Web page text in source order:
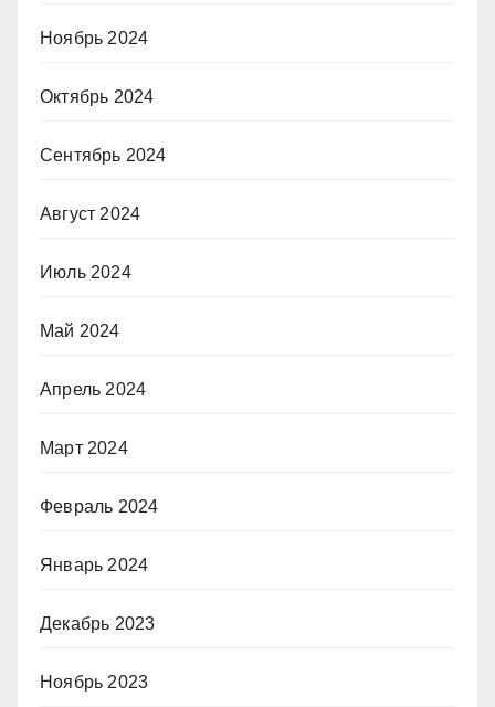
Ноябрь 2024
Октябрь 2024
Сентябрь 2024
Август 2024
Июль 2024
Май 2024
Апрель 2024
Март 2024
Февраль 2024
Январь 2024
Декабрь 2023
Ноябрь 2023